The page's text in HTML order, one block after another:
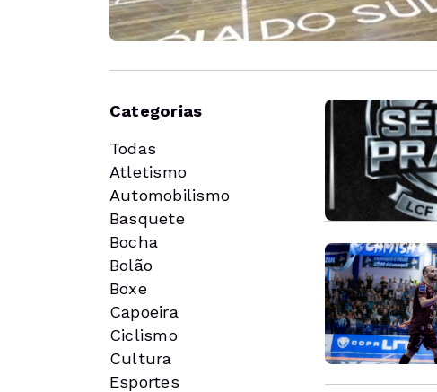
Categorias
Todas
Atletismo
Automobilismo
Basquete
Bocha
Bolão
Boxe
Capoeira
Ciclismo
Cultura
Esportes